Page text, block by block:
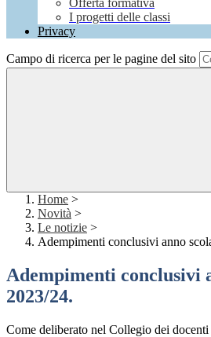
Offerta formativa
I progetti delle classi
Privacy
Campo di ricerca per le pagine del sito
Home >
Novità >
Le notizie >
Adempimenti conclusivi anno
Adempimenti conclusivi
2023/24.
Come deliberato nel Collegio dei